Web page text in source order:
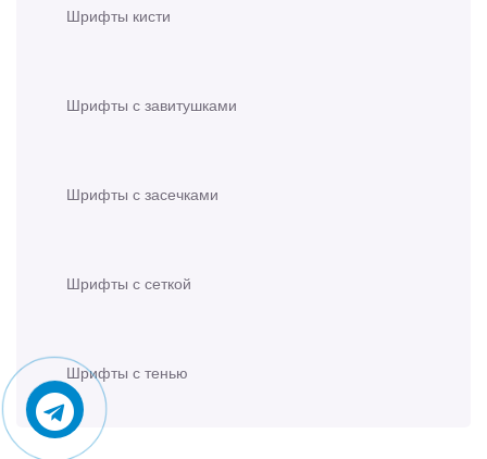
Шрифты кисти
Шрифты с завитушками
Шрифты с засечками
Шрифты с сеткой
Шрифты с тенью